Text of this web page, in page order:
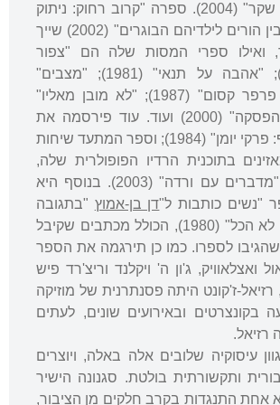
ז'קונט, "ש' כמו שקר" (2004). ספרה "קרוב רחוק: ניתוק
ושיקום יחסים בין הורים לילדיהם הבוגרים" (2002) שייך
ואילו ספרי המסות שלה הם "צפור
הנפש" (1978); "אהבה על תנאי" (1981); "מצבים"
(1985); "לצוד פרפר קסום" (1987); "לא מובן מאליו"
(1998); "ללא הפסקה" (2000) ועוד. עוד פירסמה את
הספר "על הסף: פרקי יומן" (1984); וספר המתעד שיחות
בתוכנית הרדיו הפופולרית שלה,
החל מ-1999: "מדברים עם ורדה" (2003). בנוסף היא
"נשים כותבות ל"דן בן-אמוץ "בתגובה
לספר זיונים זה לא הכל" (1980), הכולל מכתבים שקיבל
לספרו. כמו כן תירגמה את הספר
ואצלאוויק, ג'ון ה' ויקלנד וריצ'רד פיש
רזיאל-ז'קונט היתה פסנתרנית של מוזיקה
בקונצרטים ובאירועים שונים, לעתים
רזיאל.
עיסוקיה שלובים אלה באלה, ויוצרים
ותקשורתית בולטת. סגנונה הישיר
אחת התנגדות בקרב חלקים מן הציבור,